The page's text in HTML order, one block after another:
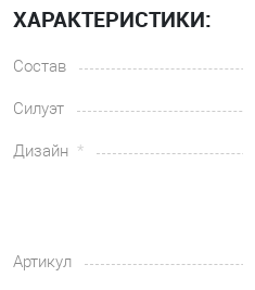
ХАРАКТЕРИСТИКИ:
Состав
Силуэт
Дизайн
Артикул